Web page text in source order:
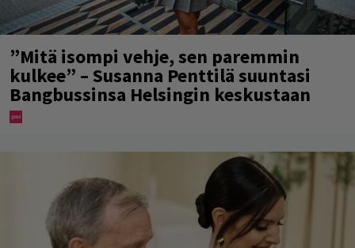
”Mitä isompi vehje, sen paremmin
kulkee” – Susanna Penttilä suuntasi
Bangbussinsa Helsingin keskustaan